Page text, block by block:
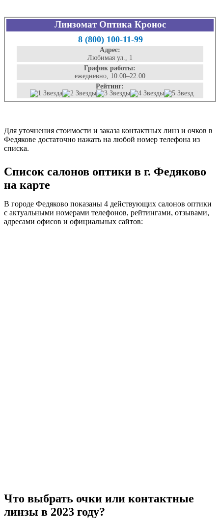
Линзомат Оптика Кронос
8 (800) 100-11-99
Адрес:
Любимая ул., 1
График работы:
ежедневно, 10:00–22:00
Рейтинг:
Для уточнения стоимости и заказа контактных линз и очков в
Федякове достаточно нажать на любой номер телефона из
списка.
Список салонов оптики в г. Федяково
на карте
В городе Федяково показаны 4 действующих салонов оптики
с актуальными номерами телефонов, рейтингами, отзывами,
адресами офисов и официальных сайтов:
Что выбрать очки или контактные
линзы в 2023 году?